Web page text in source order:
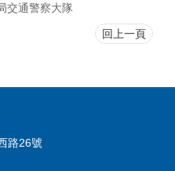
交通警察大隊
回上一頁
路26號